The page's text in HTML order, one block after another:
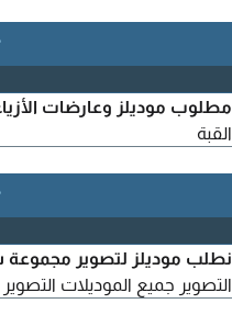
مطلوب موديلز وعارضات
القبة
نطلب موديلز لتصوير
التصوير جميع الموديلات